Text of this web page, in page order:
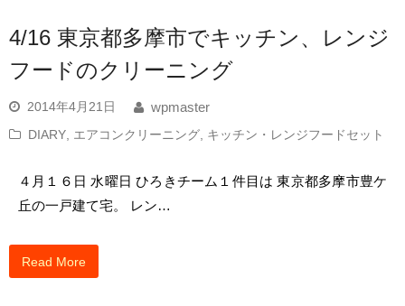
4/16 東京都多摩市でキッチン、レンジ
フードのクリーニング
2014年4月21日
wpmaster
DIARY, エアコンクリーニング, キッチン・レンジフードセット
４月１６日 水曜日 ひろきチーム１件目は 東京都多摩市豊ケ
丘の一戸建て宅。 レン…
Read More